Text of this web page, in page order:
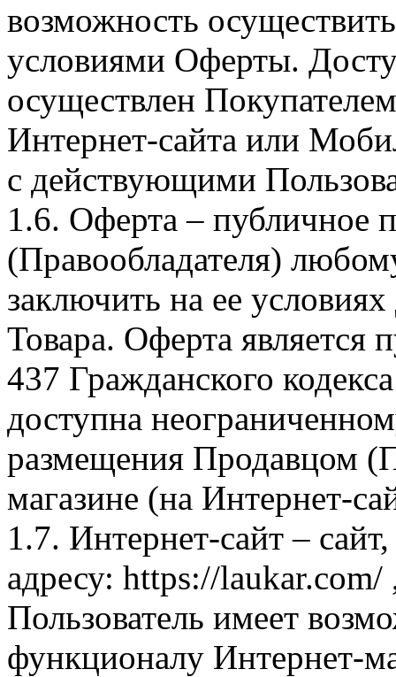
возможность
условиями Оферты.
осуществлен
Интернет-сайта или
с действующими
1.6. Оферта – публичное
(Правообладателя)
заключить на ее
Товара. Оферта является
437 Гражданского
доступна
размещения Продавцом
магазине (на Интернет-
1.7. Интернет-сайт –
адресу: https://laukar.com/
Пользователь имеет
функционалу Интернет-